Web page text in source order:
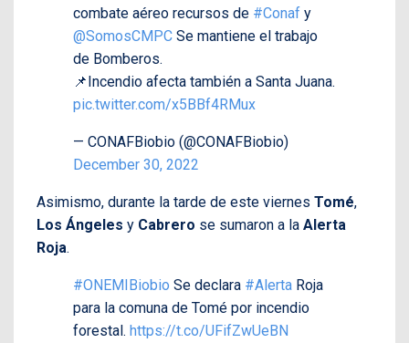
combate aéreo recursos de #Conaf y
@SomosCMPC Se mantiene el trabajo
de Bomberos.
📌Incendio afecta también a Santa Juana.
pic.twitter.com/x5BBf4RMux
— CONAFBiobio (@CONAFBiobio)
December 30, 2022
Asimismo, durante la tarde de este viernes Tomé,
Los Ángeles y Cabrero se sumaron a la Alerta
Roja.
#ONEMIBiobio Se declara #Alerta Roja
para la comuna de Tomé por incendio
forestal. https://t.co/UFifZwUeBN